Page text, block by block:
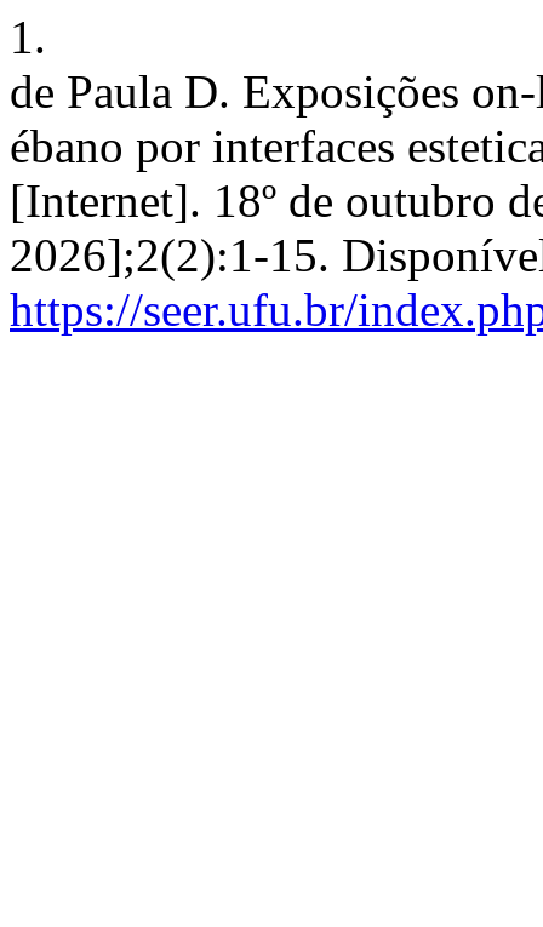
1.
de Paula D. Exposições
ébano por interfaces
[Internet]. 18º de outubro
2026];2(2):1-15.
https://seer.ufu.br/